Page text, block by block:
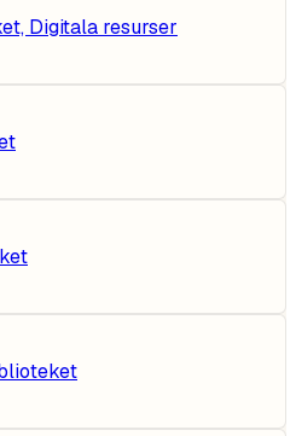
Digitala resurser